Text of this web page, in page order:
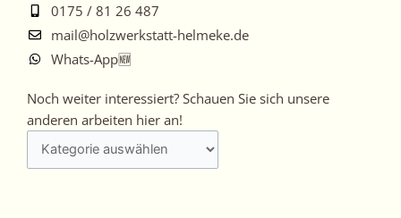
0175 / 81 26 487
mail@holzwerkstatt-helmeke.de
Whats-App🆕
Noch weiter interessiert? Schauen Sie sich unsere
anderen arbeiten hier an!
Noch
weiter
interessiert?
Schauen